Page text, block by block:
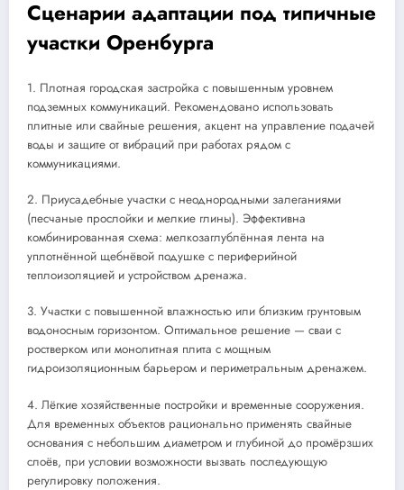
Сценарии адаптации под типичные
участки Оренбурга
1. Плотная городская застройка с повышенным уровнем
подземных коммуникаций. Рекомендовано использовать
плитные или свайные решения, акцент на управление подачей
воды и защите от вибраций при работах рядом с
коммуникациями.
2. Приусадебные участки с неоднородными залеганиями
(песчаные прослойки и мелкие глины). Эффективна
комбинированная схема: мелкозаглублённая лента на
уплотнённой щебнёвой подушке с периферийной
теплоизоляцией и устройством дренажа.
3. Участки с повышенной влажностью или близким грунтовым
водоносным горизонтом. Оптимальное решение — сваи с
ростверком или монолитная плита с мощным
гидроизоляционным барьером и периметральным дренажем.
4. Лёгкие хозяйственные постройки и временные сооружения.
Для временных объектов рационально применять свайные
основания с небольшим диаметром и глубиной до промёрзших
слоёв, при условии возможности вызвать последующую
регулировку положения.